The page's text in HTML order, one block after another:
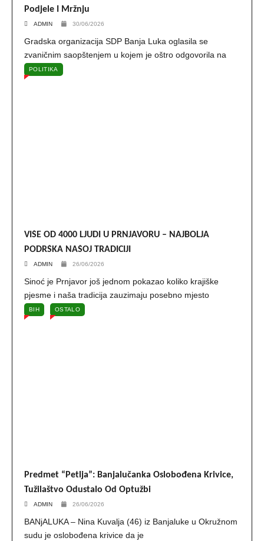
Podjele I Mržnju
ADMIN 30/06/2026
Gradska organizacija SDP Banja Luka oglasila se
zvaničnim saopštenjem u kojem je oštro odgovorila na
POLITIKA
VIŠE OD 4000 LJUDI U PRNJAVORU – NAJBOLJA
PODRŠKA NAŠOJ TRADICIJI
ADMIN 26/06/2026
Sinoć je Prnjavor još jednom pokazao koliko krajiške
pjesme i naša tradicija zauzimaju posebno mjesto
BIH OSTALO
Predmet “Petlja”: Banjalučanka Oslobođena Krivice,
Tužilaštvo Odustalo Od Optužbi
ADMIN 26/06/2026
BANjALUKA – Nina Kuvalja (46) iz Banjaluke u Okružnom
sudu je oslobođena krivice da je